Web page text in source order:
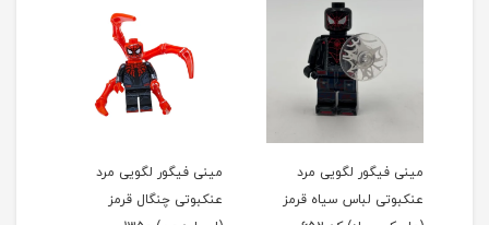
مینی فیگور لگویی مرد
عنکبوتی لباس سیاه قرمز
مینی فیگور لگویی مرد
عنکبوتی چنگال قرمز